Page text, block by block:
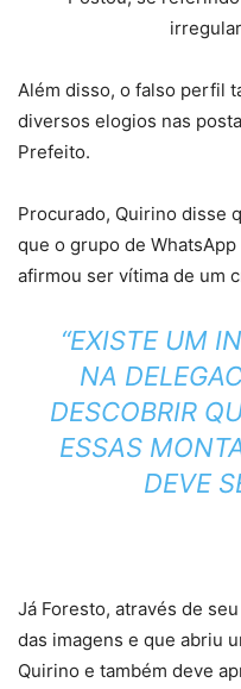
Além disso, o falso perfil
diversos elogios nas
Prefeito.
Procurado, Quirino disse
que o grupo de
afirmou ser vítima de um
“EXISTE UM
NA
DESCOBRIR
ESSAS
DEVE
Já Foresto, através de
das imagens e que abriu
Quirino e também deve